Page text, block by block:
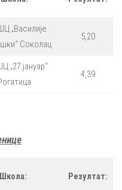
„Василије
Соколац
5,20
„27.јануар“
4,39
Школа: Резултат: